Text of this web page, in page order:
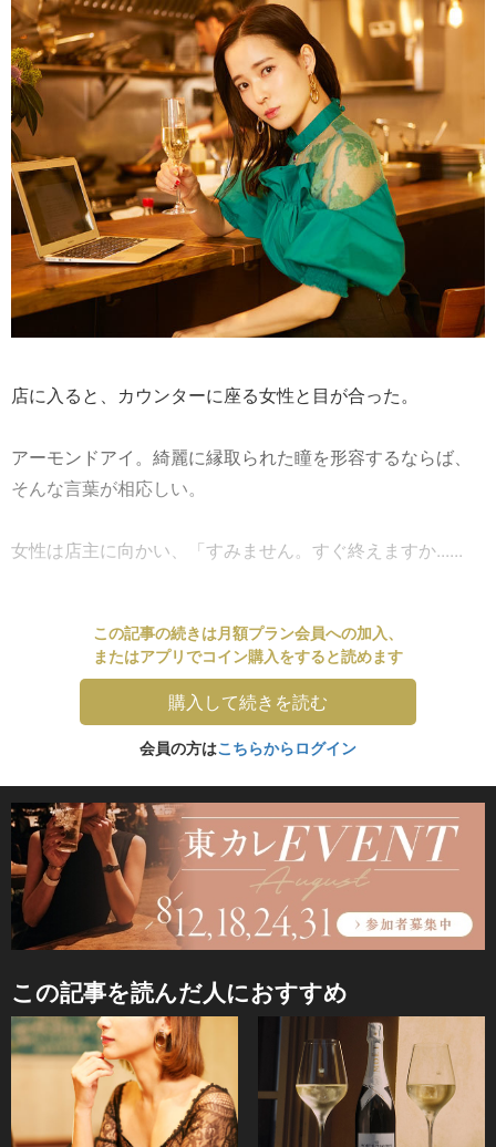
店に入ると、カウンターに座る女性と目が合った。
アーモンドアイ。綺麗に縁取られた瞳を形容するならば、
そんな言葉が相応しい。
女性は店主に向かい、「すみません。すぐ終えますか......
この記事の続きは月額プラン会員への加入、
またはアプリでコイン購入をすると読めます
購入して続きを読む
会員の方はこちらからログイン
この記事を読んだ人におすすめ